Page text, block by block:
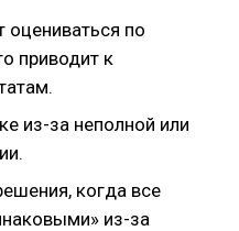
по
приводит к
из-за неполной или
когда все
из-за